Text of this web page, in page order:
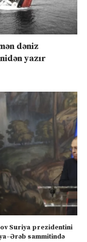
dəniz
yazır
Suriya prezidentini
sammitində